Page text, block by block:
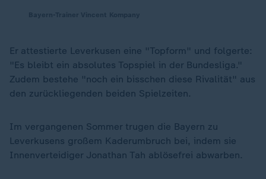
Er attestierte Leverkusen eine "Topform" und folgerte:
"Es bleibt ein absolutes Topspiel in der Bundesliga."
Zudem bestehe "noch ein bisschen diese Rivalität" aus
den zurückliegenden beiden Spielzeiten.
Im vergangenen Sommer trugen die Bayern zu
Leverkusens großem Kaderumbruch bei, indem sie
Innenverteidiger Jonathan Tah ablösefrei abwarben.